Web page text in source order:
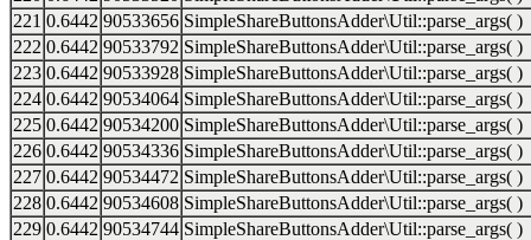
221 0.6442 90533656 SimpleShareButtonsAdder\Util::parse_args( )
222 0.6442 90533792 SimpleShareButtonsAdder\Util::parse_args( )
223 0.6442 90533928 SimpleShareButtonsAdder\Util::parse_args( )
224 0.6442 90534064 SimpleShareButtonsAdder\Util::parse_args( )
225 0.6442 90534200 SimpleShareButtonsAdder\Util::parse_args( )
226 0.6442 90534336 SimpleShareButtonsAdder\Util::parse_args( )
227 0.6442 90534472 SimpleShareButtonsAdder\Util::parse_args( )
228 0.6442 90534608 SimpleShareButtonsAdder\Util::parse_args( )
229 0.6442 90534744 SimpleShareButtonsAdder\Util::parse_args( )